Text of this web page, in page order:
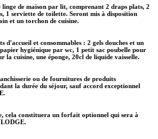
de maison par lit, comprenant 2 draps plats, 2
1 serviette de toilette. Seront mis à disposition
et un torchon de cuisine.
et consommables : 2 gels douches et un
hygiénique par wc, 1 petit sac poubelle pour
la cuisine, une éponge, 20cl de liquide vaisselle.
ou de fournitures de produits
la durée du séjour, sauf accord exceptionnel
cela constituera un forfait optionnel qui sera à